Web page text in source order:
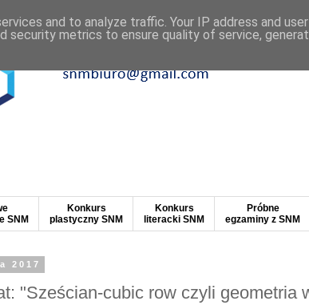
SNM
Konkurs
plastyczny SNM
Konkurs
literacki SNM
Próbne
egzaminy z SNM
2017
"Sześcian-cubic row czyli geometria
and to analyze traffic. Your IP address and
security metrics to ensure quality of service,